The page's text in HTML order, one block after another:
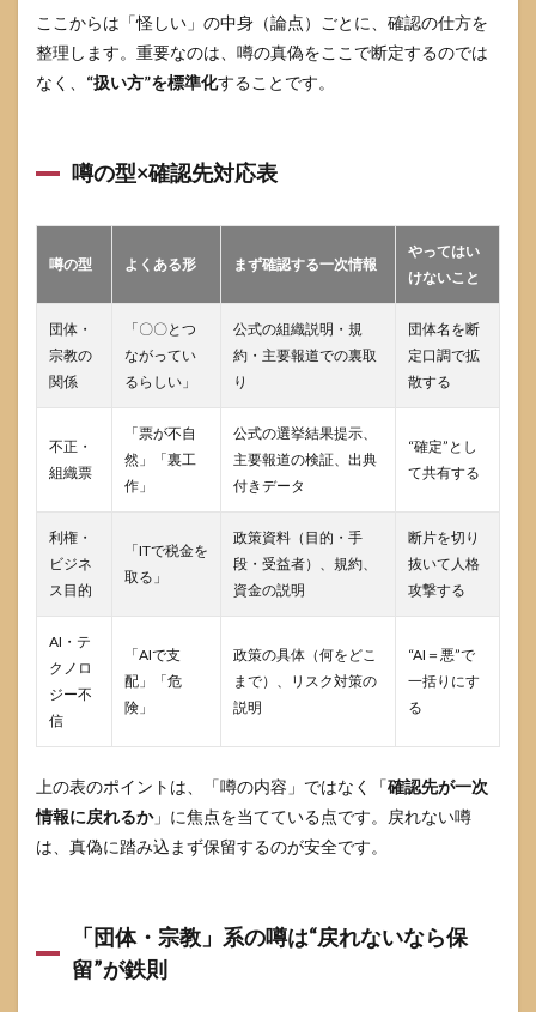
ここからは「怪しい」の中身（論点）ごとに、確認の仕方を
整理します。重要なのは、噂の真偽をここで断定するのでは
なく、 “扱い方”を標準化することです。
噂の型×確認先対応表
噂の型 よくある形 まず確認する一次情報
やってはい
けないこと
団体・
宗教の
関係
「〇〇とつ
ながってい
るらしい」
公式の組織説明・規
約・主要報道での裏取
り
団体名を断
定口調で拡
散する
不正・
組織票
「票が不自
然」「裏工
作」
公式の選挙結果提示、
主要報道の検証、出典
付きデータ
“確定”とし
て共有する
利権・
ビジネ
ス目的
「ITで税金を
取る」
政策資料（目的・手
段・受益者）、規約、
資金の説明
断片を切り
抜いて人格
攻撃する
AI・テ
クノロ
ジー不
信
「AIで支
配」「危
険」
政策の具体（何をどこ
まで）、リスク対策の
説明
“AI＝悪”で
一括りにす
る
上の表のポイントは、「噂の内容」ではなく「確認先が一次
情報に戻れるか」に焦点を当てている点です。戻れない噂
は、真偽に踏み込まず保留するのが安全です。
「団体・宗教」系の噂は“戻れないなら保
留”が鉄則